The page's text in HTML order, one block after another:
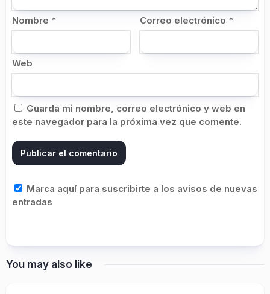
Nombre * Correo electrónico *
Web
Guarda mi nombre, correo electrónico y web en
este navegador para la próxima vez que comente.
Marca aquí para suscribirte a los avisos de nuevas
entradas
You may also like